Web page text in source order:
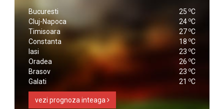
Bucuresti 25 oC
Cluj-Napoca
24 oC
Timisoara
27 oC
Constanta
18 oC
Iasi
23 oC
Oradea
26 oC
Brasov
23 oC
Galati
21 oC
vezi prognoza inteaga